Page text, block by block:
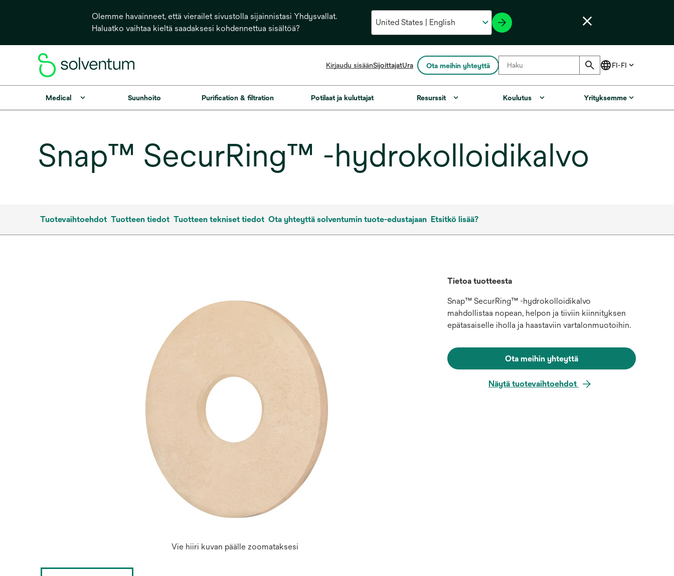
Olemme havainneet, että vierailet sivustolla sijainnistasi Yhdysvallat.
Haluatko vaihtaa kieltä saadaksesi kohdennettua sisältöä?
Kirjaudu sisäänSijoittajatopens
a
Ura Ota meihin yhteyttä
Medical Suunhoito Purification & filtration Potilaat ja kuluttajat Resurssit Koulutus Yrityksemme
Snap™ SecurRing™ -hydrokolloidikalvo
Tuotevaihtoehdot Tuotteen tiedot Tuotteen tekniset tiedot Ota yhteyttä solventumin tuote-edustajaan Etsitkö lisää?
Vie hiiri kuvan päälle zoomataksesi
Tietoa tuotteesta
Snap™ SecurRing™ -hydrokolloidikalvo
mahdollistaa nopean, helpon ja tiiviin kiinnityksen
epätasaiselle iholla ja haastaviin vartalonmuotoihin.
Ota meihin yhteyttä
Näytä tuotevaihtoehdot